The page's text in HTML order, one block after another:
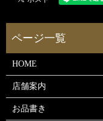
HOME
店舗案内
お品書き